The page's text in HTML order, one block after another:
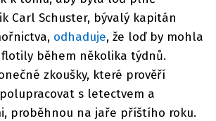
Carl Schuster, bývalý kapitán
odhaduje, že loď by mohla
během několika týdnů.
zkoušky, které prověří
s letectvem a
proběhnou na jaře příštího roku.